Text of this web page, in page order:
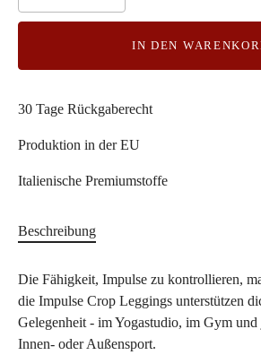
IN DEN
30 Tage Rückgaberecht
Produktion in der EU
Italienische Premiumstoffe
Beschreibung
Die Fähigkeit, Impulse zu kontrollieren,
die Impulse Crop Leggings unterstützen
Gelegenheit - im Yogastudio, im Gym und
Innen- oder Außensport.